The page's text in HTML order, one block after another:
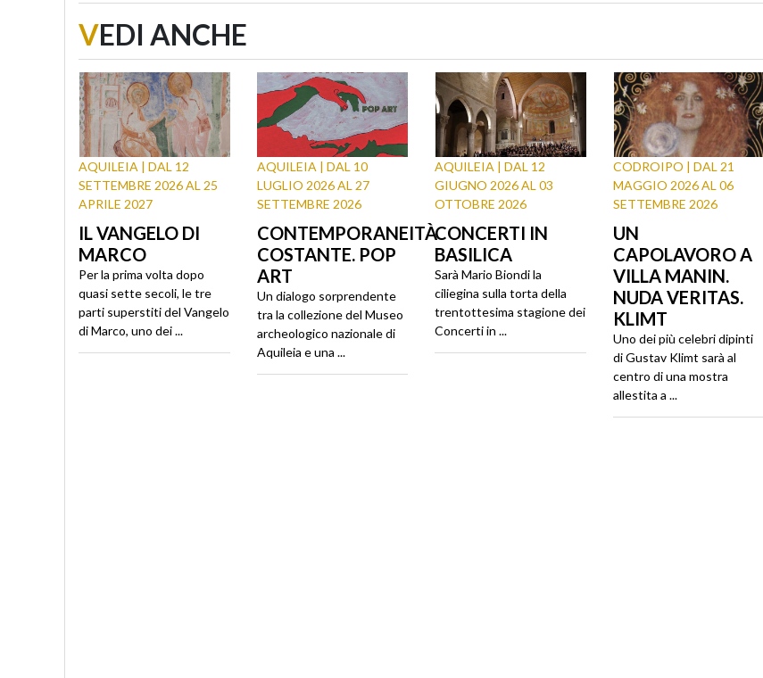
VEDI ANCHE
AQUILEIA | DAL 12
SETTEMBRE 2026 AL 25
APRILE 2027
IL VANGELO DI
MARCO
Per la prima volta dopo
quasi sette secoli, le tre
parti superstiti del Vangelo
di Marco, uno dei ...
AQUILEIA | DAL 10
LUGLIO 2026 AL 27
SETTEMBRE 2026
CONTEMPORANEITÀ
COSTANTE. POP
ART
Un dialogo sorprendente
tra la collezione del Museo
archeologico nazionale di
Aquileia e una ...
AQUILEIA | DAL 12
GIUGNO 2026 AL 03
OTTOBRE 2026
CONCERTI IN
BASILICA
Sarà Mario Biondi la
ciliegina sulla torta della
trentottesima stagione dei
Concerti in ...
CODROIPO | DAL 21
MAGGIO 2026 AL 06
SETTEMBRE 2026
UN
CAPOLAVORO A
VILLA MANIN.
NUDA VERITAS.
KLIMT
Uno dei più celebri dipinti
di Gustav Klimt sarà al
centro di una mostra
allestita a ...